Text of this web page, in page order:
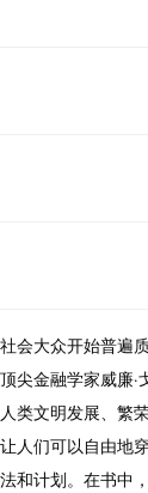
会大众开始普遍
尖金融学家威廉·
类文明发展、繁
人们可以自由地
和计划。在书中